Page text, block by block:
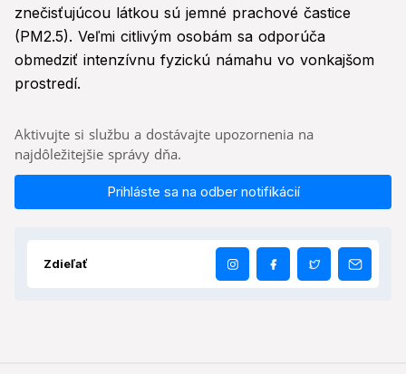
znečisťujúcou látkou sú jemné prachové častice
(PM2.5). Veľmi citlivým osobám sa odporúča
obmedziť intenzívnu fyzickú námahu vo vonkajšom
prostredí.
Aktivujte si službu a dostávajte upozornenia na
najdôležitejšie správy dňa.
Prihláste sa na odber notifikácií
Zdieľať